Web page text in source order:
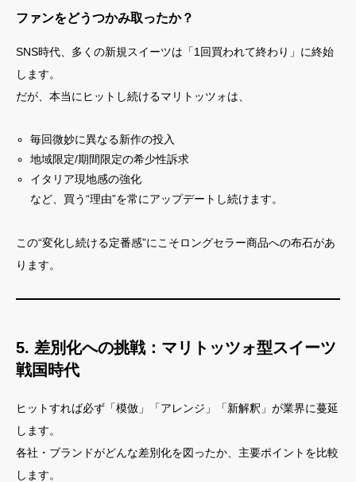
ファンをどうつかみ取ったか？
SNS時代、多くの新規スイーツは「1回買われて終わり」に終始
します。
だが、本当にヒットし続けるマリトッツォは、
毎回微妙に異なる新作の投入
地域限定/期間限定の希少性訴求
イタリア現地感の強化
など、買う“理由”を常にアップデートし続けます。
この“変化し続ける定番感”にこそロングセラー商品への布石があ
ります。
5. 差別化への挑戦：マリトッツォ型スイーツ
戦国時代
ヒットすれば必ず「模倣」「アレンジ」「新解釈」が業界に蔓延
します。
各社・ブランドがどんな差別化を図ったか、主要ポイントを比較
します。